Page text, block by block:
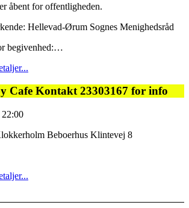
åbent for offentligheden.
Hellevad-Ørum Sognes Menighedsråd
begivenhed:…
Cafe Kontakt 23303167 for info
22:00
Beboerhus Klintevej 8